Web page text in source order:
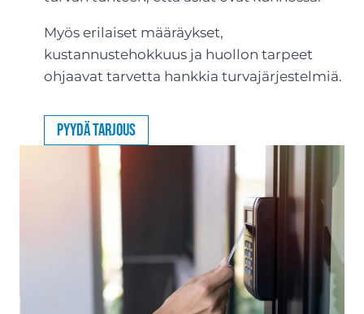
Myös erilaiset määräykset,
kustannustehokkuus ja huollon tarpeet
ohjaavat tarvetta hankkia turvajärjestelmiä.
Pyydä tarjous